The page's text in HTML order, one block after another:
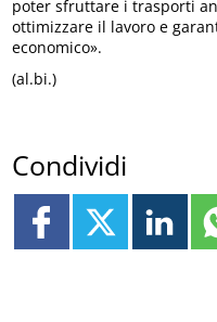
poter sfruttare i trasporti
ottimizzare il lavoro e
economico».
(al.bi.)
Condividi